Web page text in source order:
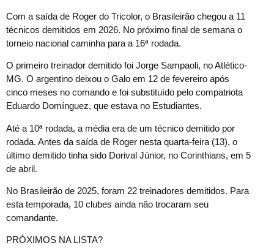
Com a saída de Roger do Tricolor, o Brasileirão chegou a 11
técnicos demitidos em 2026. No próximo final de semana o
torneio nacional caminha para a 16ª rodada.
O primeiro treinador demitido foi Jorge Sampaoli, no Atlético-
MG. O argentino deixou o Galo em 12 de fevereiro após
cinco meses no comando e foi substituído pelo compatriota
Eduardo Domínguez, que estava no Estudiantes.
Até a 10ª rodada, a média era de um técnico demitido por
rodada. Antes da saída de Roger nesta quarta-feira (13), o
último demitido tinha sido Dorival Júnior, no Corinthians, em 5
de abril.
No Brasileirão de 2025, foram 22 treinadores demitidos. Para
esta temporada, 10 clubes ainda não trocaram seu
comandante.
PRÓXIMOS NA LISTA?